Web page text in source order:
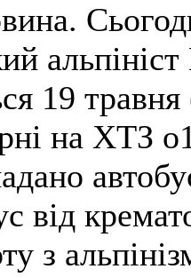
19
на ХТЗ
від
з